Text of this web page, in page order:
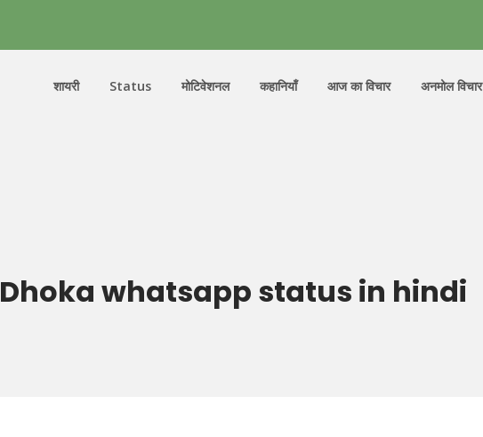
शायरी Status मोटिवेशनल कहानियाँ आज का विचार अनमोल विचार
Dhoka whatsapp status in hindi